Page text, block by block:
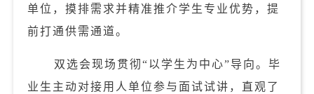
单位，摸排需求并精准推介学生专业优势，提
前打通供需通道。
双选会现场贯彻“以学生为中心”导向。毕
业生主动对接用人单位参与面试试讲，直观了